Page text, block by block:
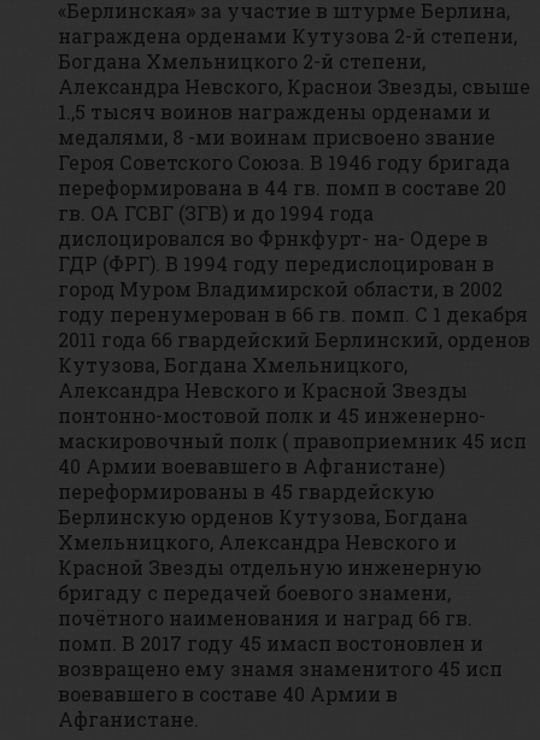
«Берлинская» за участие в штурме Берлина,
награждена орденами Кутузова 2-й степени,
Богдана Хмельницкого 2-й степени,
Александра Невского, Краснои Звезды, свыше
1.,5 тысяч воинов награждены орденами и
медалями, 8 -ми воинам присвоено звание
Героя Советского Союза. В 1946 году бригада
переформирована в 44 гв. помп в составе 20
гв. ОА ГСВГ (ЗГВ) и до 1994 года
дислоцировался во Фрнкфурт- на- Одере в
ГДР (ФРГ). В 1994 году передислоцирован в
город Муром Владимирской области, в 2002
году перенумерован в 66 гв. помп. С 1 декабря
2011 года 66 гвардейский Берлинский, орденов
Кутузова, Богдана Хмельницкого,
Александра Невского и Красной Звезды
понтонно-мостовой полк и 45 инженерно-
маскировочный полк ( правоприемник 45 исп
40 Армии воевавшего в Афганистане)
переформированы в 45 гвардейскую
Берлинскую орденов Кутузова, Богдана
Хмельницкого, Александра Невского и
Красной Звезды отдельную инженерную
бригаду с передачей боевого знамени,
почётного наименования и наград 66 гв.
помп. В 2017 году 45 имасп востоновлен и
возвращено ему знамя знаменитого 45 исп
воевавшего в составе 40 Армии в
Афганистане.